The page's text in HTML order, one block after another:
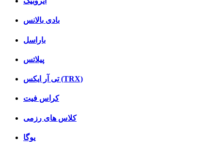
بادی بالانس
باراسل
پیلاتس
تی آر ایکس (TRX)
کراس فیت
کلاس های رزمی
یوگا